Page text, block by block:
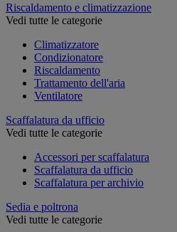
Riscaldamento e climatizzazione
Vedi tutte le categorie
Climatizzatore
Condizionatore
Riscaldamento
Trattamento dell'aria
Ventilatore
Scaffalatura da ufficio
Vedi tutte le categorie
Accessori per scaffalatura
Scaffalatura da ufficio
Scaffalatura per archivio
Sedia e poltrona
Vedi tutte le categorie